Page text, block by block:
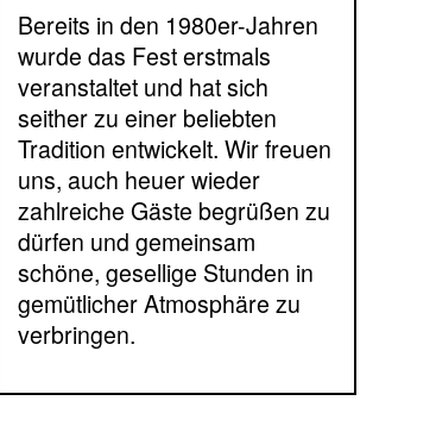
Bereits in den 1980er-Jahren
wurde das Fest erstmals
veranstaltet und hat sich
seither zu einer beliebten
Tradition entwickelt. Wir freuen
uns, auch heuer wieder
zahlreiche Gäste begrüßen zu
dürfen und gemeinsam
schöne, gesellige Stunden in
gemütlicher Atmosphäre zu
verbringen.